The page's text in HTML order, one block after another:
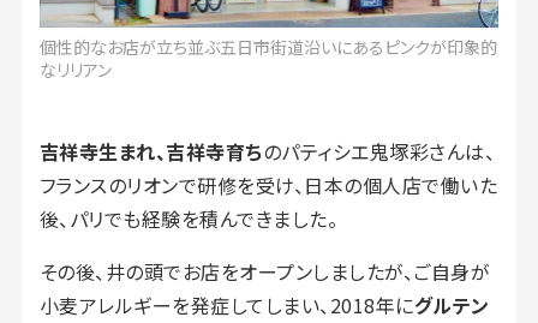
個性的なお店が立ち並ぶ五日市街道沿いにあるピンクが印象的
なリリアン
吉祥寺生まれ、吉祥寺育ちのパティシエ鬼塚彩さんは、
フランスのリオンで研修を受け、日本の個人店で働いた
後、パリでも経験を積んできました。
その後、井の頭でお店をオープンしましたが、ご自身が
小麦アレルギーを発症してしまい、2018年にグルテン